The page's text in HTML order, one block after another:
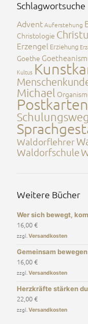
Schlagwortsuche
AdventAuferstehung
Christologie
Erzengel Erziehung
Goethe
Kultus
Michael
Postkarten
Schulungsweg
Waldorflehrer
Waldorfschule
Weitere Bücher
Wer sich bewegt,
16,00€
zzgl. Versandkosten
Gemeinsam bewegen
16,00€
zzgl.Versandkosten
Herzkräfte stärken
22,00€
zzgl.Versandkosten